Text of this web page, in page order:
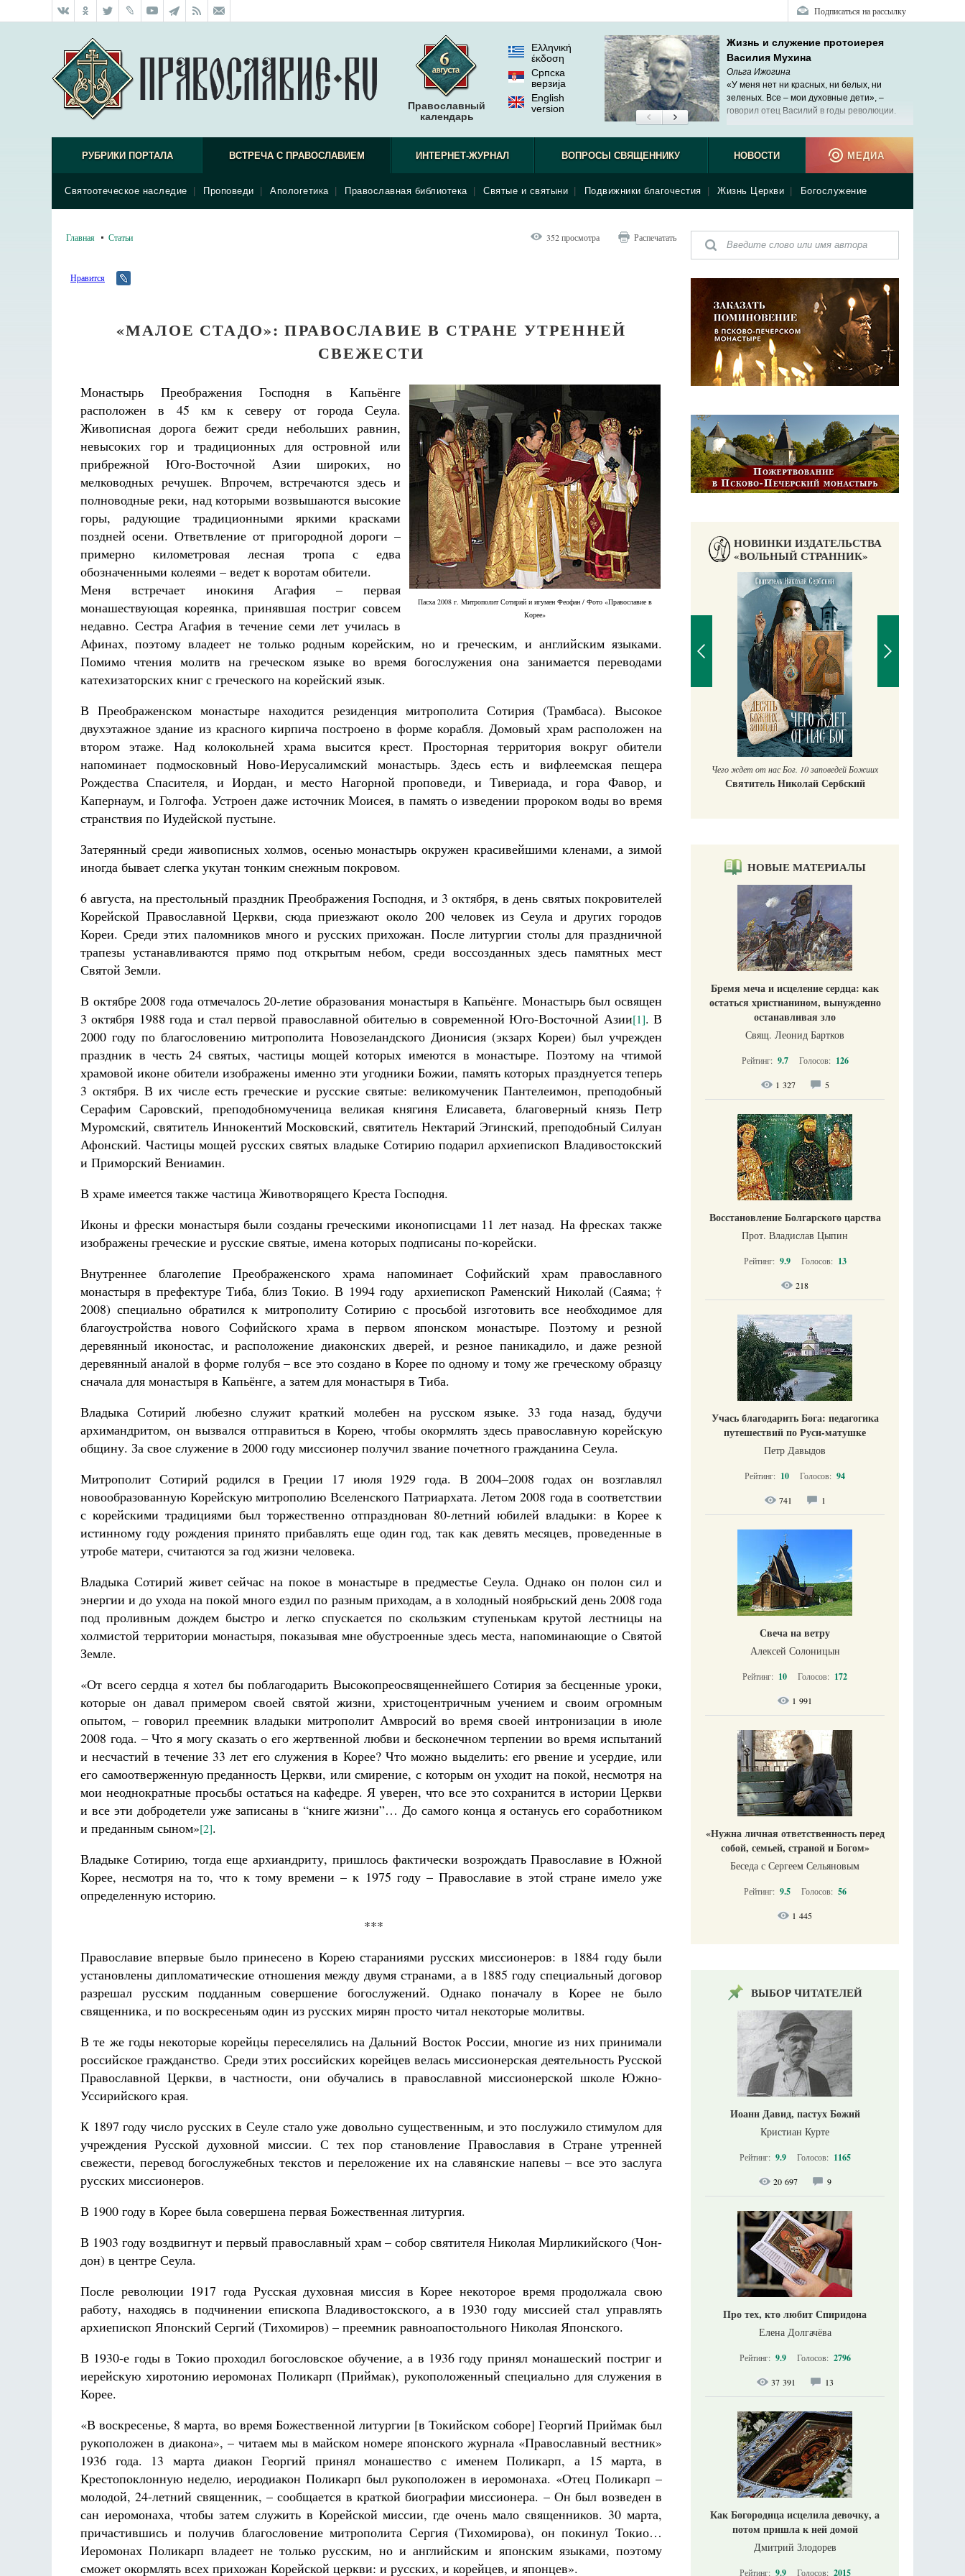
Подписаться на рассылку
Православный
календарь
Ελληνική
έκδοση
Српска
верзиjа
English
version
Жизнь и служение протоиерея
Василия Мухина
Ольга Ижогина
«У меня нет ни красных, ни белых, ни
зеленых. Все – мои духовные дети», –
говорил отец Василий в годы революции.
РУБРИКИ ПОРТАЛА ВСТРЕЧА С ПРАВОСЛАВИЕМ
Святоотеческое наследие Проповеди Апологетика Православная библиотека Святые и святыни Подвижники благочестия Жизнь Церкви Богослужение
ИНТЕРНЕТ-ЖУРНАЛ ВОПРОСЫ СВЯЩЕННИКУ НОВОСТИ МЕДИА
Главная Статьи 352 просмотра Распечатать
Нравится
«МАЛОЕ СТАДО»: ПРАВОСЛАВИЕ В СТРАНЕ УТРЕННЕЙ
СВЕЖЕСТИ
Пасха 2008 г. Митрополит Сотирий и игумен Феофан / Фото «Православие в
Корее»
Монастырь Преображения Господня в Капьёнге
расположен в 45 км к северу от города Сеула.
Живописная дорога бежит среди небольших равнин,
невысоких гор и традиционных для островной или
прибрежной Юго-Восточной Азии широких, но
мелководных речушек. Впрочем, встречаются здесь и
полноводные реки, над которыми возвышаются высокие
горы, радующие традиционными яркими красками
поздней осени. Ответвление от пригородной дороги –
примерно километровая лесная тропа с едва
обозначенными колеями – ведет к воротам обители.
Меня встречает инокиня Агафия – первая
монашествующая кореянка, принявшая постриг совсем
недавно. Сестра Агафия в течение семи лет училась в
Афинах, поэтому владеет не только родным корейским, но и греческим, и английским языками.
Помимо чтения молитв на греческом языке во время богослужения она занимается переводами
катехизаторских книг с греческого на корейский язык.
В Преображенском монастыре находится резиденция митрополита Сотирия (Трамбаса). Высокое
двухэтажное здание из красного кирпича построено в форме корабля. Домовый храм расположен на
втором этаже. Над колокольней храма высится крест. Просторная территория вокруг обители
напоминает подмосковный Ново-Иерусалимский монастырь. Здесь есть и вифлеемская пещера
Рождества Спасителя, и Иордан, и место Нагорной проповеди, и Тивериада, и гора Фавор, и
Капернаум, и Голгофа. Устроен даже источник Моисея, в память о изведении пророком воды во время
странствия по Иудейской пустыне.
Затерянный среди живописных холмов, осенью монастырь окружен красивейшими кленами, а зимой
иногда бывает слегка укутан тонким снежным покровом.
6 августа, на престольный праздник Преображения Господня, и 3 октября, в день святых покровителей
Корейской Православной Церкви, сюда приезжают около 200 человек из Сеула и других городов
Кореи. Среди этих паломников много и русских прихожан. После литургии столы для праздничной
трапезы устанавливаются прямо под открытым небом, среди воссозданных здесь памятных мест
Святой Земли.
В октябре 2008 года отмечалось 20-летие образования монастыря в Капьёнге. Монастырь был освящен
3 октября 1988 года и стал первой православной обителью в современной Юго-Восточной Азии[1]. В
2000 году по благословению митрополита Новозеландского Дионисия (экзарх Кореи) был учрежден
праздник в честь 24 святых, частицы мощей которых имеются в монастыре. Поэтому на чтимой
храмовой иконе обители изображены именно эти угодники Божии, память которых празднуется теперь
3 октября. В их числе есть греческие и русские святые: великомученик Пантелеимон, преподобный
Серафим Саровский, преподобномученица великая княгиня Елисавета, благоверный князь Петр
Муромский, святитель Иннокентий Московский, святитель Нектарий Эгинский, преподобный Силуан
Афонский. Частицы мощей русских святых владыке Сотирию подарил архиепископ Владивостокский
и Приморский Вениамин.
В храме имеется также частица Животворящего Креста Господня.
Иконы и фрески монастыря были созданы греческими иконописцами 11 лет назад. На фресках также
изображены греческие и русские святые, имена которых подписаны по-корейски.
Внутреннее благолепие Преображенского храма напоминает Софийский храм православного
монастыря в префектуре Тиба, близ Токио. В 1994 году архиепископ Раменский Николай (Саяма; †
2008) специально обратился к митрополиту Сотирию с просьбой изготовить все необходимое для
благоустройства нового Софийского храма в первом японском монастыре. Поэтому и резной
деревянный иконостас, и расположение диаконских дверей, и резное паникадило, и даже резной
деревянный аналой в форме голубя – все это создано в Корее по одному и тому же греческому образцу
сначала для монастыря в Капьёнге, а затем для монастыря в Тиба.
Владыка Сотирий любезно служит краткий молебен на русском языке. 33 года назад, будучи
архимандритом, он вызвался отправиться в Корею, чтобы окормлять здесь православную корейскую
общину. За свое служение в 2000 году миссионер получил звание почетного гражданина Сеула.
Митрополит Сотирий родился в Греции 17 июля 1929 года. В 2004–2008 годах он возглавлял
новообразованную Корейскую митрополию Вселенского Патриархата. Летом 2008 года в соответствии
с корейскими традициями был торжественно отпразднован 80-летний юбилей владыки: в Корее к
истинному году рождения принято прибавлять еще один год, так как девять месяцев, проведенные в
утробе матери, считаются за год жизни человека.
Владыка Сотирий живет сейчас на покое в монастыре в предместье Сеула. Однако он полон сил и
энергии и до ухода на покой много ездил по разным приходам, а в холодный ноябрьский день 2008 года
под проливным дождем быстро и легко спускается по скользким ступенькам крутой лестницы на
холмистой территории монастыря, показывая мне обустроенные здесь места, напоминающие о Святой
Земле.
«От всего сердца я хотел бы поблагодарить Высокопреосвященнейшего Сотирия за бесценные уроки,
которые он давал примером своей святой жизни, христоцентричным учением и своим огромным
опытом, – говорил преемник владыки митрополит Амвросий во время своей интронизации в июле
2008 года. – Что я могу сказать о его жертвенной любви и бесконечном терпении во время испытаний
и несчастий в течение 33 лет его служения в Корее? Что можно выделить: его рвение и усердие, или
его самоотверженную преданность Церкви, или смирение, с которым он уходит на покой, несмотря на
мои неоднократные просьбы остаться на кафедре. Я уверен, что все это сохранится в истории Церкви
и все эти добродетели уже записаны в “книге жизни”… До самого конца я останусь его соработником
и преданным сыном»[2].
Владыке Сотирию, тогда еще архиандриту, пришлось фактически возрождать Православие в Южной
Корее, несмотря на то, что к тому времени – к 1975 году – Православие в этой стране имело уже
определенную историю.
***
Православие впервые было принесено в Корею стараниями русских миссионеров: в 1884 году были
установлены дипломатические отношения между двумя странами, а в 1885 году специальный договор
разрешал русским подданным совершение богослужений. Однако поначалу в Корее не было
священника, и по воскресеньям один из русских мирян просто читал некоторые молитвы.
В те же годы некоторые корейцы переселялись на Дальний Восток России, многие из них принимали
российское гражданство. Среди этих российских корейцев велась миссионерская деятельность Русской
Православной Церкви, в частности, они обучались в православной миссионерской школе Южно-
Уссирийского края.
К 1897 году число русских в Сеуле стало уже довольно существенным, и это послужило стимулом для
учреждения Русской духовной миссии. С тех пор становление Православия в Стране утренней
свежести, перевод богослужебных текстов и переложение их на славянские напевы – все это заслуга
русских миссионеров.
В 1900 году в Корее была совершена первая Божественная литургия.
В 1903 году воздвигнут и первый православный храм – собор святителя Николая Мирликийского (Чон-
дон) в центре Сеула.
После революции 1917 года Русская духовная миссия в Корее некоторое время продолжала свою
работу, находясь в подчинении епископа Владивостокского, а в 1930 году миссией стал управлять
архиепископ Японский Сергий (Тихомиров) – преемник равноапостольного Николая Японского.
В 1930-е годы в Токио проходил богословское обучение, а в 1936 году принял монашеский постриг и
иерейскую хиротонию иеромонах Поликарп (Приймак), рукоположенный специально для служения в
Корее.
«В воскресенье, 8 марта, во время Божественной литургии [в Токийском соборе] Георгий Приймак был
рукоположен в диакона», – читаем мы в майском номере японского журнала «Православный вестник»
1936 года. 13 марта диакон Георгий принял монашество с именем Поликарп, а 15 марта, в
Крестопоклонную неделю, иеродиакон Поликарп был рукоположен в иеромонаха. «Отец Поликарп –
молодой, 24-летний священник, – сообщается в краткой биографии миссионера. – Он был возведен в
сан иеромонаха, чтобы затем служить в Корейской миссии, где очень мало священников. 30 марта,
причастившись и получив благословение митрополита Сергия (Тихомирова), он покинул Токио…
Иеромонах Поликарп владеет не только русским, но и английским и японским языками, поэтому
сможет окормлять всех прихожан Корейской церкви: и русских, и корейцев, и японцев».
НОВИНКИ ИЗДАТЕЛЬСТВА
«ВОЛЬНЫЙ СТРАННИК»
Разлуки не будет
Фредерика де Грааф Как найти своё место в жизни
Кирилл Мурышев
Великомученик Георгий Победоносец. Научись у
святого
Роман Котов Чего ждет от нас Бог. 10 заповедей Божиих
Святитель Николай Сербский
НОВЫЕ МАТЕРИАЛЫ
Бремя меча и исцеление сердца: как
остаться христианином, вынужденно
останавливая зло
Свящ. Леонид Бартков
Рейтинг: 9.7 Голосов: 126
1 327 5
Восстановление Болгарского царства
Прот. Владислав Цыпин
Рейтинг: 9.9 Голосов: 13
218
Учась благодарить Бога: педагогика
путешествий по Руси-матушке
Петр Давыдов
Рейтинг: 10 Голосов: 94
741 1
Свеча на ветру
Алексей Солоницын
Рейтинг: 10 Голосов: 172
1 991
«Нужна личная ответственность перед
собой, семьей, страной и Богом»
Беседа с Сергеем Сельяновым
Рейтинг: 9.5 Голосов: 56
1 445
ВЫБОР ЧИТАТЕЛЕЙ
Иоанн Давид, пастух Божий
Кристиан Курте
Рейтинг: 9.9 Голосов: 1165
20 697 9
Про тех, кто любит Спиридона
Елена Долгачёва
Рейтинг: 9.9 Голосов: 2796
37 391 13
Как Богородица исцелила девочку, а
потом пришла к ней домой
Дмитрий Злодорев
Рейтинг: 9.9 Голосов: 2015